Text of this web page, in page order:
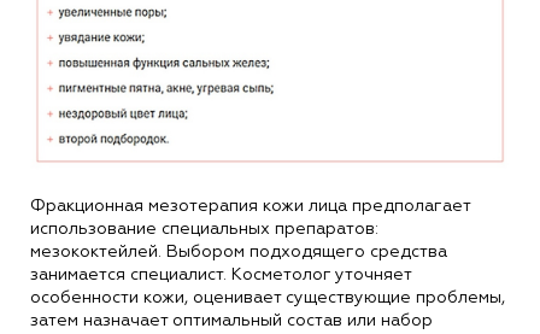
Фракционная мезотерапия кожи лица предполагает
использование специальных препаратов:
мезококтейлей. Выбором подходящего средства
занимается специалист. Косметолог уточняет
особенности кожи, оценивает существующие проблемы,
затем назначает оптимальный состав или набор